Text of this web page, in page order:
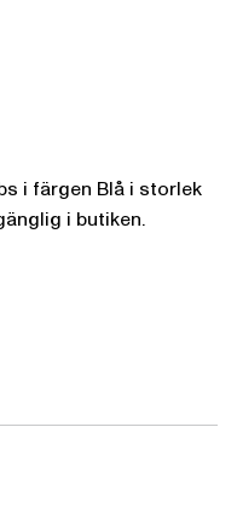
i färgen Blå i storlek
i butiken.